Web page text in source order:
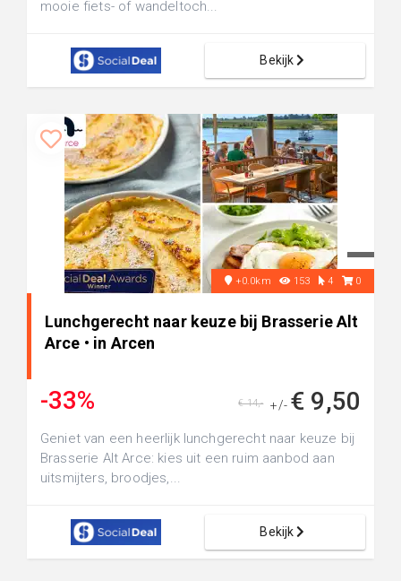
mooie fiets- of wandeltoch...
Bekijk
+0.0km 153 4 0
Lunchgerecht naar keuze bij Brasserie Alt
Arce • in Arcen
-33% +/- € 9,50
€ 14,-
Geniet van een heerlijk lunchgerecht naar keuze bij
Brasserie Alt Arce: kies uit een ruim aanbod aan
uitsmijters, broodjes,...
Bekijk